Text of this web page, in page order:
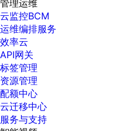
管理运维
云监控BCM
运维编排服务
效率云
API网关
标签管理
资源管理
配额中心
云迁移中心
服务与支持